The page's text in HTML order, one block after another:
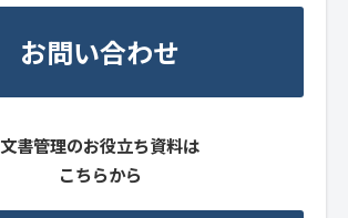
お問い合わせ
文書管理のお役立ち資料は
こちらから